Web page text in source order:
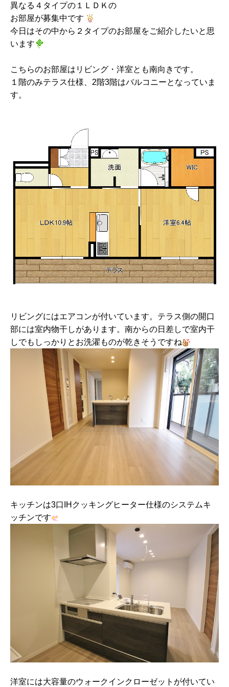
異なる４タイプの１ＬＤＫの
お部屋が募集中です
今日はその中から２タイプのお部屋をご紹介したいと思
います
こちらのお部屋はリビング・洋室とも南向きです。
１階のみテラス仕様、2階3階はバルコニーとなっていま
す。
リビングにはエアコンが付いています。テラス側の開口
部には室内物干しがあります。南からの日差しで室内干
しでもしっかりとお洗濯ものが乾きそうですね
キッチンは3口IHクッキングヒーター仕様のシステムキ
ッチンです
洋室には大容量のウォークインクローゼットが付いてい